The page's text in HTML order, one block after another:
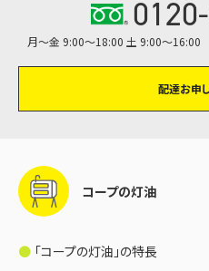
月～金 9:00～18:00 土 9:00～
配達お申
コープの灯油
「コープの灯油」の特長